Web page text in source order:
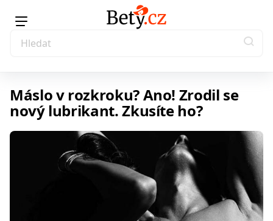
Máslo v rozkroku? Ano! Zrodil se
nový lubrikant. Zkusíte ho?